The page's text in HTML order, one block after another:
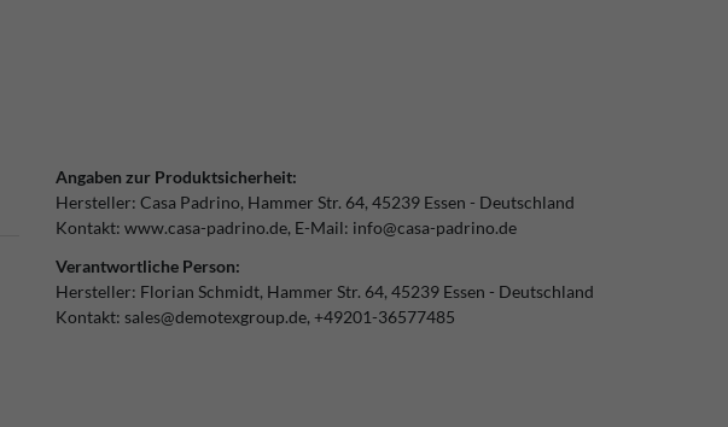
Angaben zur Produktsicherheit:
Hersteller: Casa Padrino Hammer Str. 64 45239 Essen
Deutschland
Kontakt: www.casa-padrino.de E-Mail: info@casa-padrino.de
Verantwortliche Person:
Hersteller: Florian Schmidt Hammer Str. 64 45239 Essen
Deutschland
Kontakt: sales@demotexgroup.de +49201-36577485